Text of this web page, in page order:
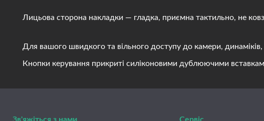
Лицьова сторона накладки — гладка, приємна тактильно, не
Для вашого швидкого та вільного доступу до камери, динаміків,
Кнопки керування прикриті силіконовими дублюючими